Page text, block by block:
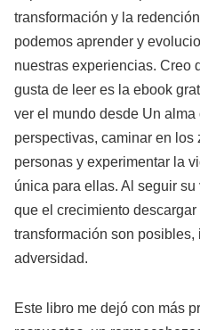
transformación y la
podemos aprender y
nuestras experiencias. Creo
gusta de leer es la ebook
ver el mundo desde Un
perspectivas, caminar en los
personas y experimentar la
única para ellas. Al seguir
que el crecimiento descargar
transformación son posibles,
adversidad.
Este libro me dejó con más